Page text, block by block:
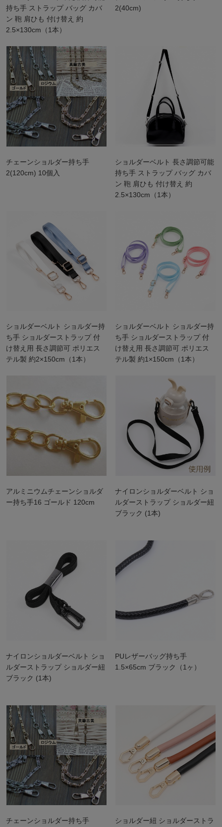
持ち手 ストラップ バッグ カバ
ン 鞄 肩ひも 付け替え 約
2.5×130cm（1本）
2(40cm)
チェーンショルダー持ち手
2(120cm) 10個入
ショルダーベルト 長さ調節可能
持ち手 ストラップ バッグ カバ
ン 鞄 肩ひも 付け替え 約
2.5×130cm（1本）
ショルダーベルト ショルダー持
ち手 ショルダーストラップ 付
け替え用 長さ調節可 ポリエス
テル製 約2×150cm（1本）
ショルダーベルト ショルダー持
ち手 ショルダーストラップ 付
け替え用 長さ調節可 ポリエス
テル製 約1×150cm（1本）
アルミニウムチェーンショルダ
ー持ち手16 ゴールド 120cm
ナイロンショルダーベルト ショ
ルダーストラップ ショルダー紐
ブラック (1本)
ナイロンショルダーベルト ショ
ルダーストラップ ショルダー紐
ブラック (1本)
PUレザーバッグ持ち手
1.5×65cm ブラック（1ヶ）
チェーンショルダー持ち手
ショルダー紐 ショルダーストラ